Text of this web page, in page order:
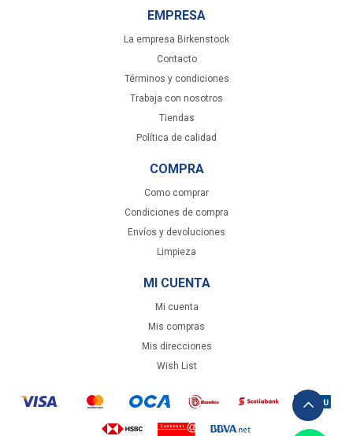
EMPRESA
La empresa Birkenstock
Contacto
Términos y condiciones
Trabaja con nosotros
Tiendas
Política de calidad
COMPRA
Como comprar
Condiciones de compra
Envíos y devoluciones
Limpieza
MI CUENTA
Mi cuenta
Mis compras
Mis direcciones
Wish List